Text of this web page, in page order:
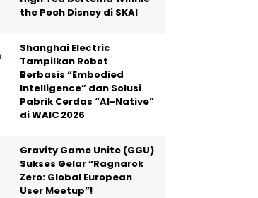
the Pooh Disney di SKAI
Shanghai Electric
Tampilkan Robot
Berbasis “Embodied
Intelligence” dan Solusi
Pabrik Cerdas “AI-Native”
di WAIC 2026
Gravity Game Unite (GGU)
Sukses Gelar “Ragnarok
Zero: Global European
User Meetup”!